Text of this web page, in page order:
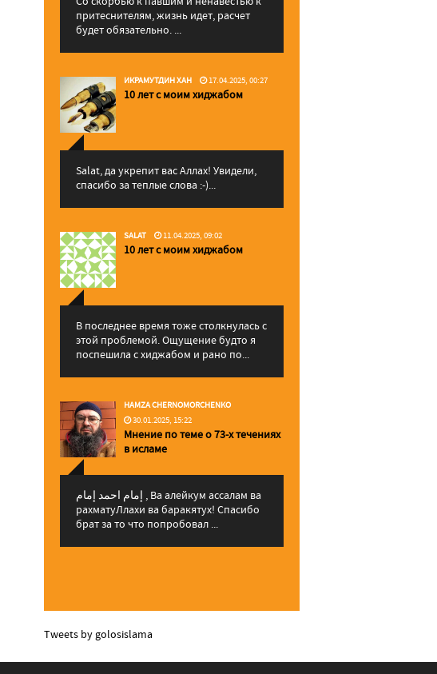
притеснителям, жизнь идет, расчет
будет обязательно. ...
ИКРАМУТДИН ХАН 17.04.2025, 00:27
10 лет с моим хиджабом
Salat, да укрепит вас Аллаx! Увидели,
спасибо за теплые слова :-)...
SALAT 11.04.2025, 09:02
10 лет с моим хиджабом
В последнее время тоже столкнулась с
этой проблемой. Ощущение будто я
поспешила с хиджабом и рано по...
HAMZA CHERNOMORCHENKO
30.01.2025, 15:22
Мнение по теме о 73-х течениях
в исламе
إمام احمد إمام , Ва алейкум ассалам ва
рахматуЛлахи ва баракятух! Спасибо
брат за то что попробовал ...
Tweets by golosislama